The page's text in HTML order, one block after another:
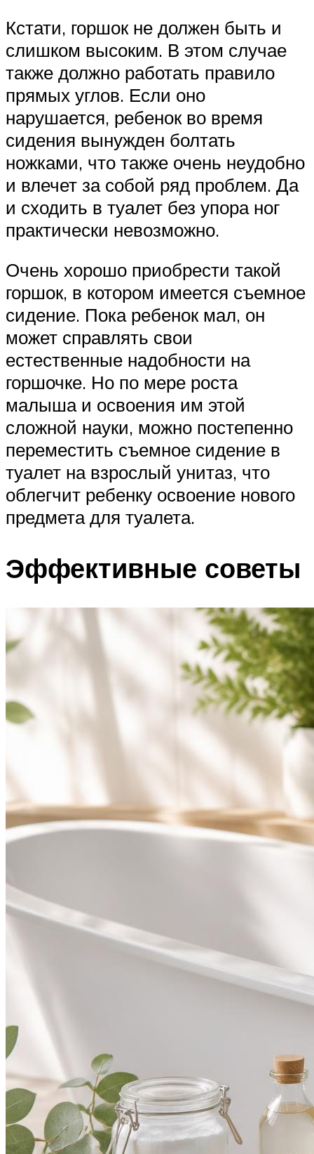
Кстати, горшок не должен быть и
слишком высоким. В этом случае
также должно работать правило
прямых углов. Если оно
нарушается, ребенок во время
сидения вынужден болтать
ножками, что также очень неудобно
и влечет за собой ряд проблем. Да
и сходить в туалет без упора ног
практически невозможно.
Очень хорошо приобрести такой
горшок, в котором имеется съемное
сидение. Пока ребенок мал, он
может справлять свои
естественные надобности на
горшочке. Но по мере роста
малыша и освоения им этой
сложной науки, можно постепенно
переместить съемное сидение в
туалет на взрослый унитаз, что
облегчит ребенку освоение нового
предмета для туалета.
Эффективные советы